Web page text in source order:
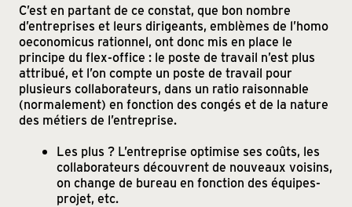
C’est en partant de ce constat, que bon nombre
d’entreprises et leurs dirigeants, emblèmes de l’homo
oeconomicus rationnel, ont donc mis en place le
principe du flex-office : le poste de travail n’est plus
attribué, et l’on compte un poste de travail pour
plusieurs collaborateurs, dans un ratio raisonnable
(normalement) en fonction des congés et de la nature
des métiers de l’entreprise.
Les plus ? L’entreprise optimise ses coûts, les
collaborateurs découvrent de nouveaux voisins,
on change de bureau en fonction des équipes-
projet, etc.